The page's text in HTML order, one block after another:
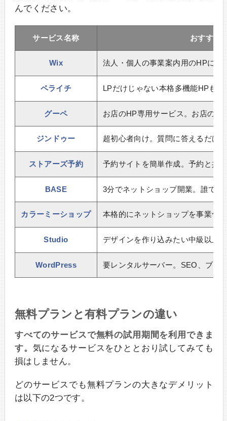
んでください。
サービス名称 おすすめ
Wix 法人・個人の事業案内用のHPに最
ペライチ LPだけじゃない本格多機能HPも作
グーペ お店のHP専用サービス。お店の
ジンドゥー 超初心者向け。質問に答えるだけ
ストアーズ予約 予約サイトを簡単作成。予約と共
BASE 3分でネットショップ開業。誰で
カラーミーショップ 本格的にネットショップを事業化
Studio デザインを作り込みたい中級以上
WordPress 要レンタルサーバー。SEO、ブロ
無料プランと有料プランの違い
すべてのサービスで無料の試用期間を利用できま
す。 気になるサービスをひととおり試してみても
損はしません。
どのサービスでも無料プランの大きなデメリット
は以下の2つです。